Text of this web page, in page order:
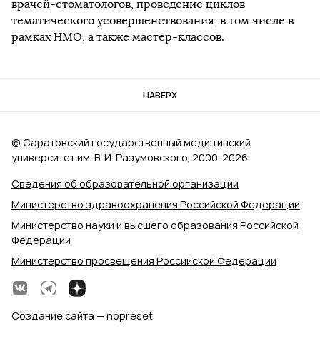
врачей-стоматологов, проведение циклов
тематического усовершенствования, в том числе в
рамках НМО, а также мастер-классов.
НАВЕРХ
Сведения об образовательной организации
Министерство здравоохранения Российской Федерации
Министерство науки и высшего образования Российской
Федерации
Министерство просвещения Российской Федерации
© Саратовский государственный медицинский
университет им. В. И. Разумовского, 2000‑2026
Создание сайта — nopreset